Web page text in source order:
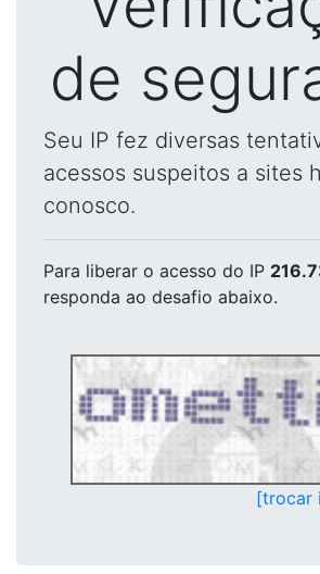
de
Seu IP fez diversas
acessos suspeitos a sites
conosco.
Para liberar o acesso do IP
responda ao desafio abaixo.
[trocar